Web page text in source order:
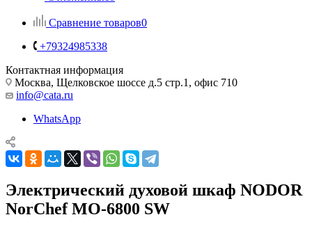
Сравнение товаров0
+79324985338
Контактная информация
Москва, Щелковское шоссе д.5 стр.1, офис 710
info@cata.ru
WhatsApp
Электрический духовой шкаф NODOR
NorChef MO-6800 SW